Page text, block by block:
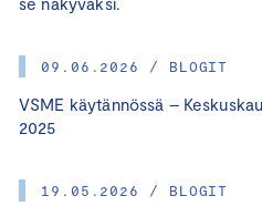
09.06.2026 / BLOGIT
VSME käytännössä –
2025
19.05.2026 / BLOGIT